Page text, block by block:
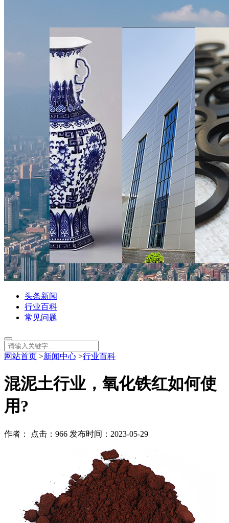
头条新闻
行业百科
常见问题
网站首页 >新闻中心 >行业百科
混泥土行业，氧化铁红如何使
用?
作者： 点击：966 发布时间：2023-05-29